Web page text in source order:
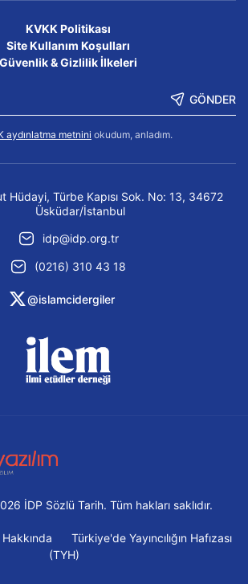
KVKK Politikası
Site Kullanım Koşulları
Güvenlik & Gizlilik İlkeleri
GÖNDER
aydınlatma metnini okudum, anladım.
Hüdayi, Türbe Kapısı Sok. No: 13, 34672
Üsküdar/İstanbul
idp@idp.org.tr
(0216) 310 43 18
@islamcidergiler
İDP Sözlü Tarih. Tüm hakları saklıdır.
Hakkında
Türkiye'de Yayıncılığın Hafızası
(TYH)